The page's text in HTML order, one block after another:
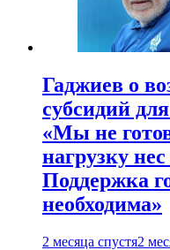
Гаджиев о
субсидий
«Мы не
нагрузку
Поддержка
необходима»
2 месяца спустя2